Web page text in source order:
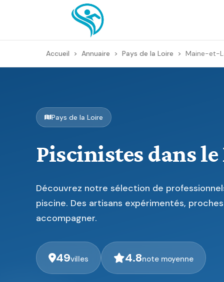
Accueil > Annuaire > Pays de la Loire > Maine-et-
Pays de la Loire
Piscinistes dans
Découvrez notre sélection de
piscine. Des artisans expérimentés,
accompagner.
49villes 4.8note moyenne